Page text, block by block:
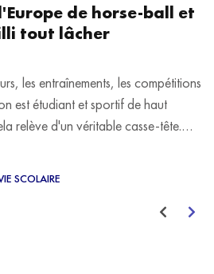
de horse-ball et
tout lâcher
les entraînements, les compétitions
est étudiant et sportif de haut
relève d'un véritable casse-tête.
a failli abandonner ses études
équilibre.
SCOLAIRE